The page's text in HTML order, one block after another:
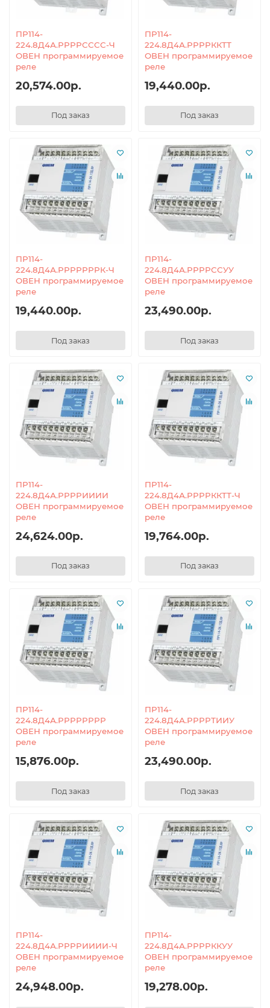
ПР114-
224.8Д4А.РРРРСССС-Ч
ОВЕН программируемое
реле
20,574.00р.
Под заказ
ПР114-
224.8Д4А.РРРРККТТ
ОВЕН программируемое
реле
19,440.00р.
Под заказ
ПР114-
224.8Д4А.РРРРРРРК-Ч
ОВЕН программируемое
реле
19,440.00р.
Под заказ
ПР114-
224.8Д4А.РРРРССУУ
ОВЕН программируемое
реле
23,490.00р.
Под заказ
ПР114-
224.8Д4А.РРРРИИИИ
ОВЕН программируемое
реле
24,624.00р.
Под заказ
ПР114-
224.8Д4А.РРРРККТТ-Ч
ОВЕН программируемое
реле
19,764.00р.
Под заказ
ПР114-
224.8Д4А.РРРРРРРР
ОВЕН программируемое
реле
15,876.00р.
Под заказ
ПР114-
224.8Д4А.РРРРТИИУ
ОВЕН программируемое
реле
23,490.00р.
Под заказ
ПР114-
224.8Д4А.РРРРИИИИ-Ч
ОВЕН программируемое
реле
24,948.00р.
ПР114-
224.8Д4А.РРРРККУУ
ОВЕН программируемое
реле
19,278.00р.